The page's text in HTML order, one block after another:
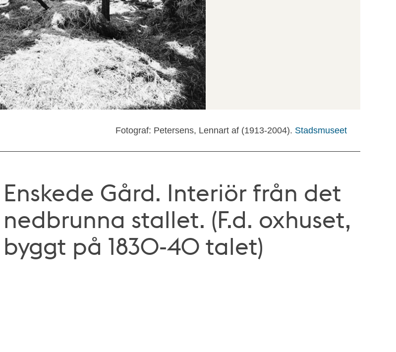
Fotograf: Petersens, Lennart af (1913-2004). Stadsmuseet
Enskede Gård. Interiör från det
nedbrunna stallet. (F.d. oxhuset,
byggt på 1830-40 talet)